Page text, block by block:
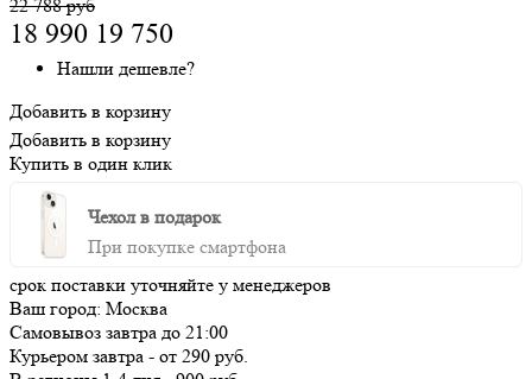
22 788 руб
18 990 19 750
Нашли дешевле?
Добавить в корзину
Добавить в корзину
Купить в один клик
Чехол в подарок
При покупке смартфона
срок поставки уточняйте у менеджеров
Ваш город: Москва
Самовывоз завтра до 21:00
Курьером завтра - от 290 руб.